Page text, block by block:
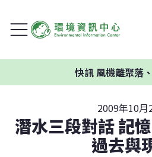
風機離聚落、學
2009年10月
潛水三段對話 記
過去與